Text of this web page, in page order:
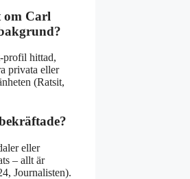
om Carl
profil hittad,
privata eller
(Ratsit,
eller
– allt är
Journalisten).